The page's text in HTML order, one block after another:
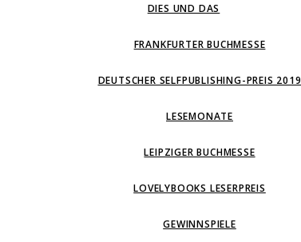
DIES UND DAS
FRANKFURTER BUCHMESSE
DEUTSCHER SELFPUBLISHING-PREIS 2019
LESEMONATE
LEIPZIGER BUCHMESSE
LOVELYBOOKS LESERPREIS
GEWINNSPIELE